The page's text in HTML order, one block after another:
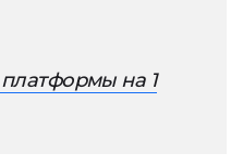
на 1